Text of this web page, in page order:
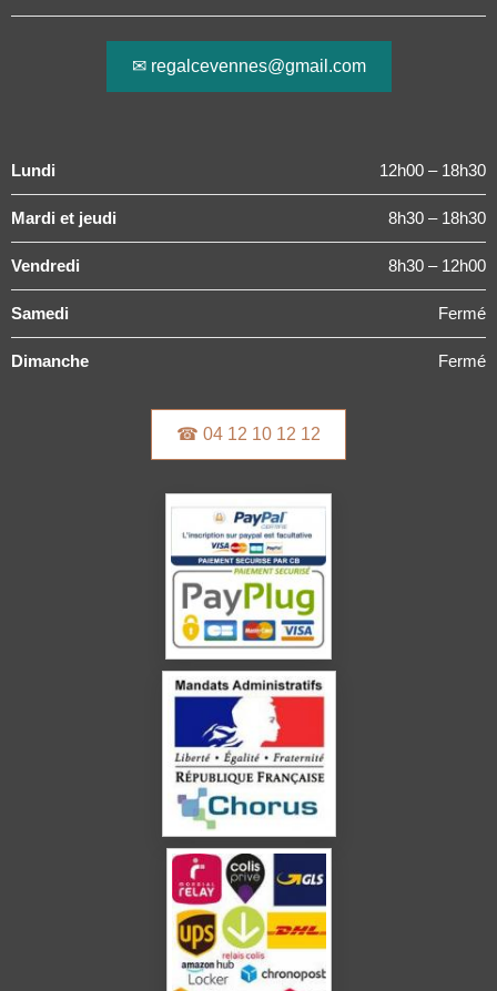
✉ regalcevennes@gmail.com
Lundi 12h00 – 18h30
Mardi et jeudi 8h30 – 18h30
Vendredi 8h30 – 12h00
Samedi Fermé
Dimanche Fermé
☎ 04 12 10 12 12